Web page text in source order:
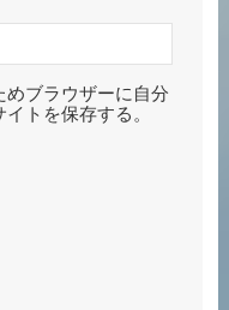
めブラウザーに自分
トを保存する。